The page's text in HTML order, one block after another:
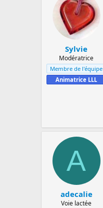
Sylvie
Modératrice
Membre de l'équipe
Animatrice LLL
A
adecalie
Voie lactée